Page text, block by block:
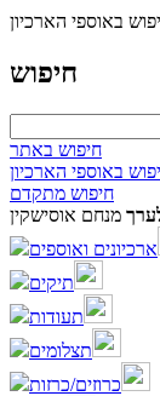
באוספי הארכיון
חיפוש
חיפוש באתר
באוספי הארכיון
חיפוש מתקדם
מנחם אוסישקין
ארכיונים ואוספים
תיקים
תעודות
תצלומים
כרוזים/כרזות